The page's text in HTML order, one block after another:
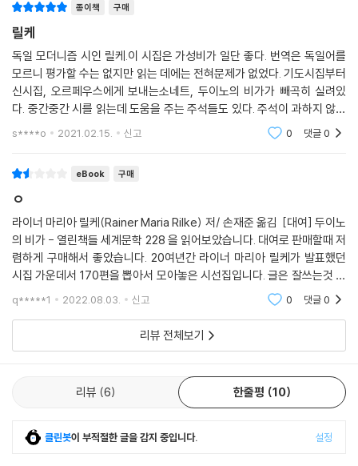
---본문 중에서
분들을 쓰기 시작했을 때 곁들여 쓰여진 작품이다. 이 작품들은 후에 릴케
가 직접 밝힌 바 있듯이 치치안의 그림 등이 모델이 되고 있고 외적 동기에
의해 쓰인 것이다. 그 표현 기법은 대체로 언어의 조형화를 표방하고 있는
『신 시집』을 따르고 있다.
『오르페우스에게 바치는 소네트』는 릴케의 시가 손의 작업을 넘어서서 마
음의 작업임을 깨닫게 하며 눈에 보이지 않는 내면의 순수와 절실함을 여
실히 보여 준다. 오르페우스의 연인 에우리디케의 죽음을 그린 이 작품은
삶과 죽음이라는 두 세계를 의식함으로써 항상 불안을 버리지 못하고 살아
필생의 역작 『두이노의 비가』는 만년의 릴케가 10년이라는 세월을 들여 완
성한 작품으로, 1912년 두이노 성에서 집필을 시작하여 1912년 뮈조트 성
에서 탈고했다. 릴케는 이 작품에서 폐쇄된 인간의 세계가 아닌 전일(全
一)의 세계이자 열린 세계의 절대적인 존재를 찬미하고 있다. 『두이노의
비가』는 오늘날까지도 릴케의 대표작으로 꼽힌다.
끝내 맞이할 수밖에 없는 소멸과 죽음에 대한 공포를 넘어서는 길을 시적
변용의 방법에서 찾은 릴케는 내면을 향한 끊임없는 깨달음의 삶을 지향하
고자 했다. 릴케가 모든 시인 중의 시인으로 평가받는 이유는 생(生)에 대
한 통찰과 생을 둘러싼 모든 것들을 성숙한 마음으로 받아들이고 시로 옮
겨 영원히 살아 숨 쉬게 만들었기 때문일 것이다. 죽음에 대한 릴케의 한마
죽음을 잘 이해하는 자만이 삶을 위대하게 만든다.
종이책 구매
릴케
독일 모더니즘 시인 릴케.이 시집은 가성비가 일단 좋다. 번역은 독일어를
모르니 평가할 수는 없지만 읽는 데에는 전혀문제가 없었다. 기도시집부터
신시집, 오르페우스에게 보내는소네트, 두이노의 비가가 빼곡히 실려있
다. 중간중간 시를 읽는데 도움을 주는 주석들도 있다. 주석이 과하지 않고
적절하다.릴케의 두이노 비가는 매우 난해하지만 대표작으로 꼽히는 이유
s****o 2021.02.15. 신고 0 댓글0
eBook 구매
ㅇ
라이너 마리아 릴케(Rainer Maria Rilke) 저/ 손재준 옮김 [대여] 두이노
의 비가 - 열린책들 세계문학 228 을 읽어보았습니다. 대여로 판매할때 저
렴하게 구매해서 좋았습니다. 20여년간 라이너 마리아 릴케가 발표했던
시집 가운데서 170편을 뽑아서 모아놓은 시선집입니다. 글은 잘쓰는것 같
다고 느꼈지만 너무 종교적이라 내취향이 아니었습니다.
q*****1 2022.08.03. 신고 0 댓글0
리뷰 전체보기
리뷰 6 한줄평 10
클린봇이 부적절한 글을 감지 중입니다. 설정